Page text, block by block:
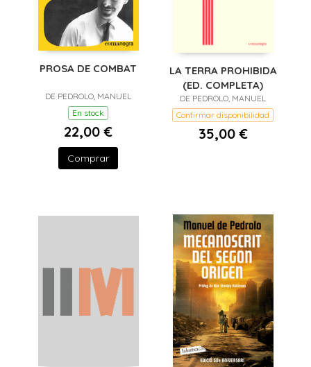
PROSA DE COMBAT
DE PEDROLO, MANUEL
En stock
22,00 €
Comprar
LA TERRA PROHIBIDA
(ED. COMPLETA)
DE PEDROLO, MANUEL
Confirmar disponibilidad
35,00 €